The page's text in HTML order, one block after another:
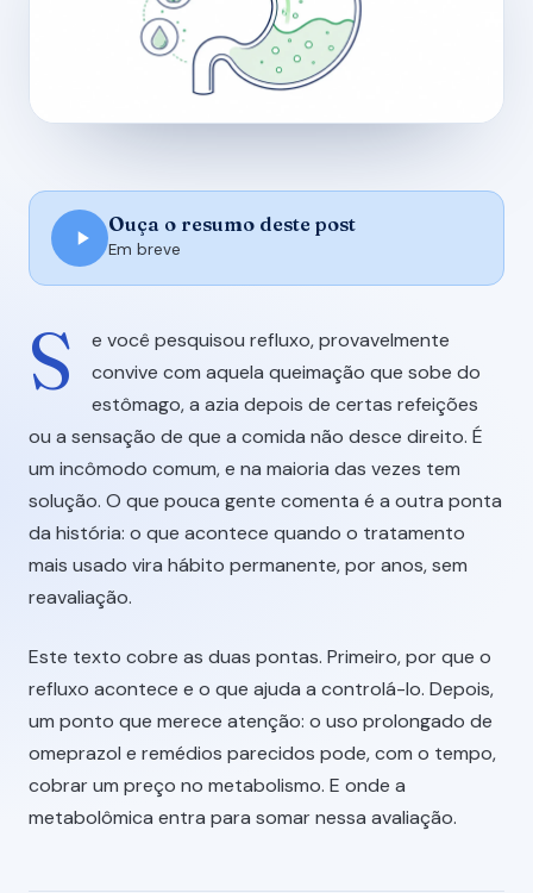
Ouça o resumo deste post
Em breve
S
e você pesquisou refluxo, provavelmente
convive com aquela queimação que sobe do
estômago, a azia depois de certas refeições
ou a sensação de que a comida não desce direito. É
um incômodo comum, e na maioria das vezes tem
solução. O que pouca gente comenta é a outra ponta
da história: o que acontece quando o tratamento
mais usado vira hábito permanente, por anos, sem
reavaliação.
Este texto cobre as duas pontas. Primeiro, por que o
refluxo acontece e o que ajuda a controlá-lo. Depois,
um ponto que merece atenção: o uso prolongado de
omeprazol e remédios parecidos pode, com o tempo,
cobrar um preço no metabolismo. E onde a
metabolômica entra para somar nessa avaliação.